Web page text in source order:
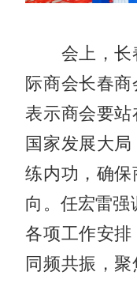
会上，长春
际商会长春商
表示商会要
国家发展大
练内功，确
向。任宏雷强
各项工作安排
同频共振，